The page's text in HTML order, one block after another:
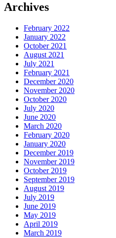
Archives
February 2022
January 2022
October 2021
August 2021
July 2021
February 2021
December 2020
November 2020
October 2020
July 2020
June 2020
March 2020
February 2020
January 2020
December 2019
November 2019
October 2019
September 2019
August 2019
July 2019
June 2019
May 2019
April 2019
March 2019